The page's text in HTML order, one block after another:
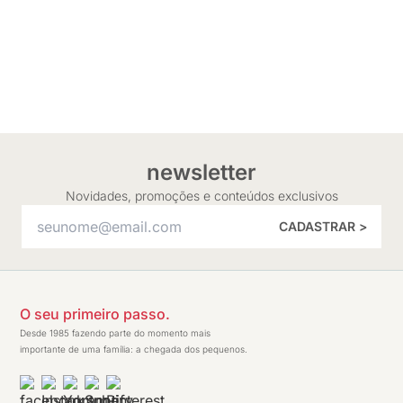
newsletter
Novidades, promoções e conteúdos exclusivos
CADASTRAR >
O seu primeiro passo.
Desde 1985 fazendo parte do momento mais
importante de uma família: a chegada dos pequenos.